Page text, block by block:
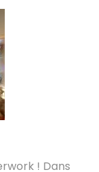
! Dans